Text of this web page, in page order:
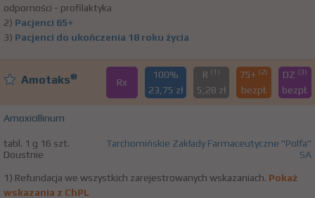
odporności - profilaktyka
2) Pacjenci 65+
3) Pacjenci do ukończenia 18 roku życia
Amotaks® Rx
100%
23,75 zł
R (1)
5,28 zł
75+ (2)
bezpł.
DZ (3)
bezpł.
Amoxicillinum
tabl. 1 g 16 szt.
Doustnie
Tarchomińskie Zakłady Farmaceutyczne "Polfa"
SA
1) Refundacja we wszystkich zarejestrowanych wskazaniach. Pokaż
wskazania z ChPL